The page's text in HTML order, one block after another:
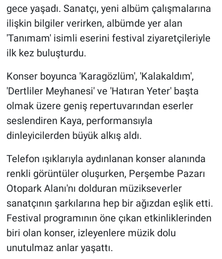
gece yaşadı. Sanatçı, yeni albüm çalışmalarına
ilişkin bilgiler verirken, albümde yer alan
'Tanımam' isimli eserini festival ziyaretçileriyle
ilk kez buluşturdu.
Konser boyunca 'Karagözlüm', 'Kalakaldım',
'Dertliler Meyhanesi' ve 'Hatıran Yeter' başta
olmak üzere geniş repertuvarından eserler
seslendiren Kaya, performansıyla
dinleyicilerden büyük alkış aldı.
Telefon ışıklarıyla aydınlanan konser alanında
renkli görüntüler oluşurken, Perşembe Pazarı
Otopark Alanı'nı dolduran müzikseverler
sanatçının şarkılarına hep bir ağızdan eşlik etti.
Festival programının öne çıkan etkinliklerinden
biri olan konser, izleyenlere müzik dolu
unutulmaz anlar yaşattı.